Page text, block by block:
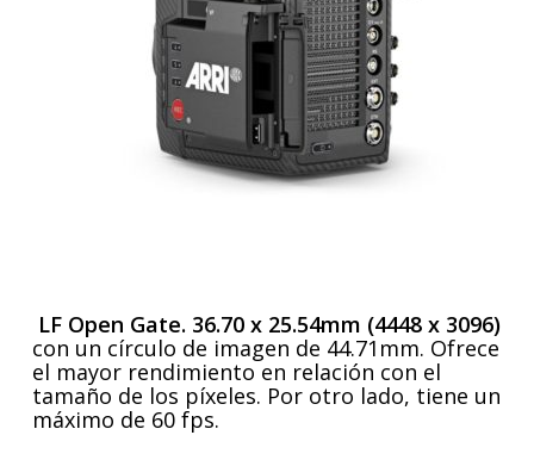
LF Open Gate. 36.70 x 25.54mm (4448 x 3096)
con un círculo de imagen de 44.71mm. Ofrece
el mayor rendimiento en relación con el
tamaño de los píxeles. Por otro lado, tiene un
máximo de 60 fps.